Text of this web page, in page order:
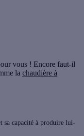
vous ! Encore faut-il
la chaudière à
sa capacité à produire lui-